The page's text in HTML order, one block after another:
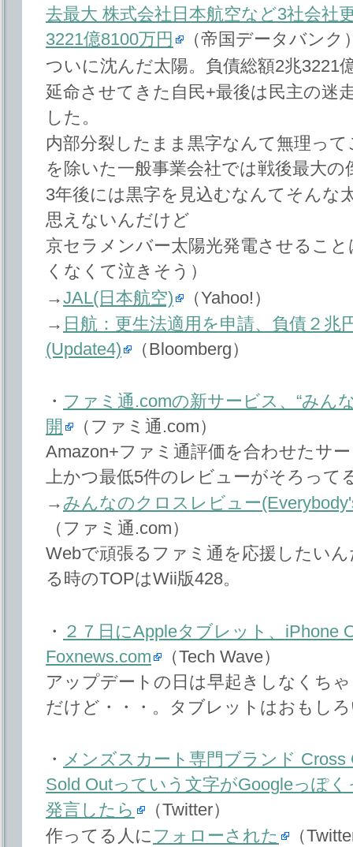
去最大 株式会社日本航空など3社会社
3221億8100万円
（帝国データバンク
ついに沈んだ太陽。負債総額2兆3221
延命させてきた自民+最後は民主の迷
した。
内部分裂したまま黒字なんて無理っ
を除いた一般事業会社では戦後最大の
3年後には黒字を見込むなんてそんな
思えないんだけど
京セラメンバー太陽光発電させるこ
くなくて泣きそう）
→JAL(日本航空)
（Yahoo!）
→ 日航：更生法適用を申請、負債２兆
(Update4)
（Bloomberg）
・ ファミ通.comの新サービス、“みん
開
（ファミ通.com）
Amazon+ファミ通評価を合わせたサ
上かつ最低5件のレビューがそろって
→ みんなのクロスレビュー
（ファミ通.com）
Webで頑張るファミ通を応援したい
る時のTOPはWii版428。
・ ２７日にAppleタブレット、iPhone
Foxnews.com
（Tech Wave）
アップデートの日は早起きしなくち
だけど・・・。タブレットはおもし
・ メンズスカート専門ブランド Cross
Sold Outっていう文字がGoogleっぽ
発言したら
（Twitter）
作ってる人に フォローされた
（